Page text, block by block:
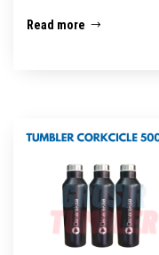
Read more